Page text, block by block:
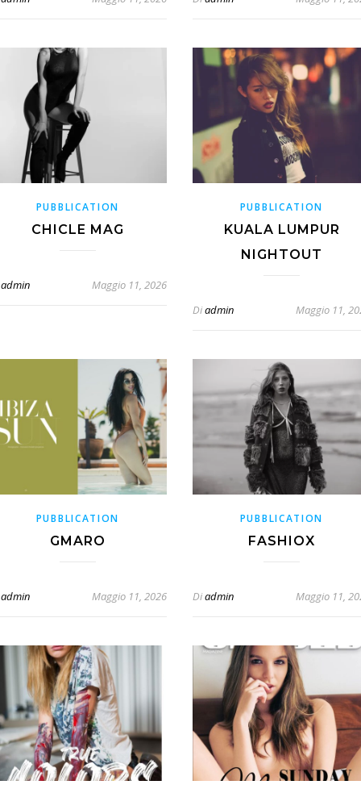
PUBBLICATION
CHICLE MAG
admin Maggio 11, 2026
PUBBLICATION
KUALA LUMPUR
NIGHTOUT
Diadmin Maggio 11,
PUBBLICATION
GMARO
admin Maggio 11, 2026
PUBBLICATION
FASHIOX
Diadmin Maggio 11,